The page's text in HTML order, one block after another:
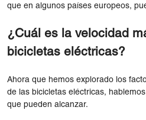
que en algunos países europeos,
¿Cuál es la velocidad
bicicletas eléctricas?
Ahora que hemos explorado los
de las bicicletas eléctricas,
que pueden alcanzar.